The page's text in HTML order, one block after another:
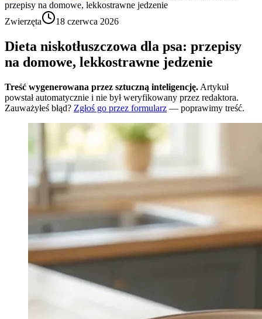
przepisy na domowe, lekkostrawne jedzenie
Zwierzęta
18 czerwca 2026
Dieta niskotłuszczowa dla psa: przepisy
na domowe, lekkostrawne jedzenie
Treść wygenerowana przez sztuczną inteligencję. Artykuł
powstał automatycznie i nie był weryfikowany przez redaktora.
Zauważyłeś błąd? Zgłoś go przez formularz — poprawimy treść.